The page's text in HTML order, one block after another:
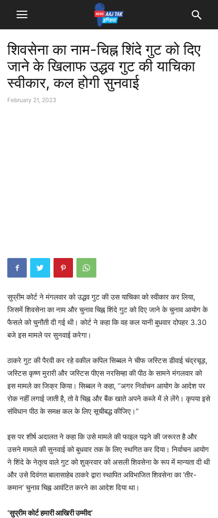
शिवसेना का नाम-चिह्न शिंदे गुट को दिए
जाने के खिलाफ उद्धव गुट की याचिका
स्वीकार, कल होगी सुनवाई
February 21, 2023
सुप्रीम कोर्ट ने मंगलवार को उद्धव गुट की उस याचिका को स्वीकार कर लिया,
जिसमें शिवसेना का नाम और चुनाव चिह्न शिंदे गुट को दिए जाने के चुनाव आयोग के
फैसले को चुनौती दी गई थी। कोर्ट ने कहा कि वह कल यानी बुधवार दोपहर 3.30
बजे इस मामले पर सुनवाई करेगा।
ठाकरे गुट की पैरवी कर रहे वकील कपिल सिब्बल ने चीफ जस्टिस डीवाई चंद्रचूड़,
जस्टिस कृष्ण मुरारी और जस्टिस पीएस नरसिम्हा की पीठ के सामने मंगलवार को
इस मामले का जिक्र किया। सिब्बल ने कहा, ‘‘अगर निर्वाचन आयोग के आदेश पर
रोक नहीं लगाई जाती है, तो वे चिह्न और बैंक खाते अपने कब्जे में ले लेंगे। कृपया इसे
संविधान पीठ के समक्ष कल के लिए सूचीबद्ध कीजिए।’’
इस पर शीर्ष अदालत ने कहा कि उसे मामले की फाइल पढ़ने की जरूरत है और
उसने मामले की सुनवाई को बुधवार तक के लिए स्थगित कर दिया। निर्वाचन आयोग
ने शिंदे के नेतृत्व वाले गुट को शुक्रवार को असली शिवसेना के रूप में मान्यता दी थी
और उसे दिवंगत बालासाहेब ठाकरे द्वारा स्थापित अविभाजित शिवसेना का ‘तीर-
कमान’ चुनाव चिह्न आवंटित करने का आदेश दिया था।
‘सुप्रीम कोर्ट हमारी आखिरी उम्मीद’